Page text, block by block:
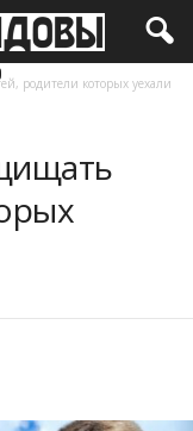
родители которых уехали